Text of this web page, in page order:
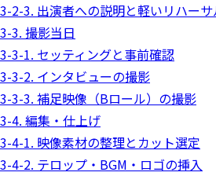
3-2-3. 出演者への説明と軽いリハーサ
3-3. 撮影当日
3-3-1. セッティングと事前確認
3-3-2. インタビューの撮影
3-3-3. 補足映像（Bロール）の撮影
3-4. 編集・仕上げ
3-4-1. 映像素材の整理とカット選定
3-4-2. テロップ・BGM・ロゴの挿入